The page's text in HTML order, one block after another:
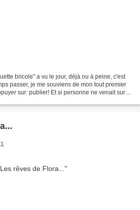
bricole" a vu le jour, déjà ou à peine, c'est
passer, je me souviens de mon tout premier
sur: publier! Et si personne ne venait sur le